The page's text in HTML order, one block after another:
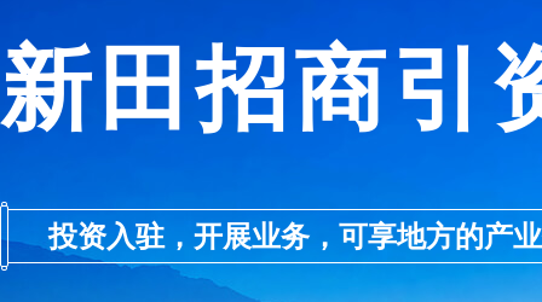
新田招商引
投资入驻，开展业务，可享地方的产